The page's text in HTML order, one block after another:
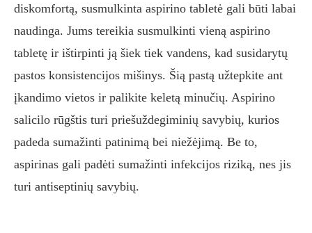
diskomfortą, susmulkinta aspirino tabletė gali būti labai
naudinga. Jums tereikia susmulkinti vieną aspirino
tabletę ir ištirpinti ją šiek tiek vandens, kad susidarytų
pastos konsistencijos mišinys. Šią pastą užtepkite ant
įkandimo vietos ir palikite keletą minučių. Aspirino
salicilo rūgštis turi priešuždegiminių savybių, kurios
padeda sumažinti patinimą bei niežėjimą. Be to,
aspirinas gali padėti sumažinti infekcijos riziką, nes jis
turi antiseptinių savybių.